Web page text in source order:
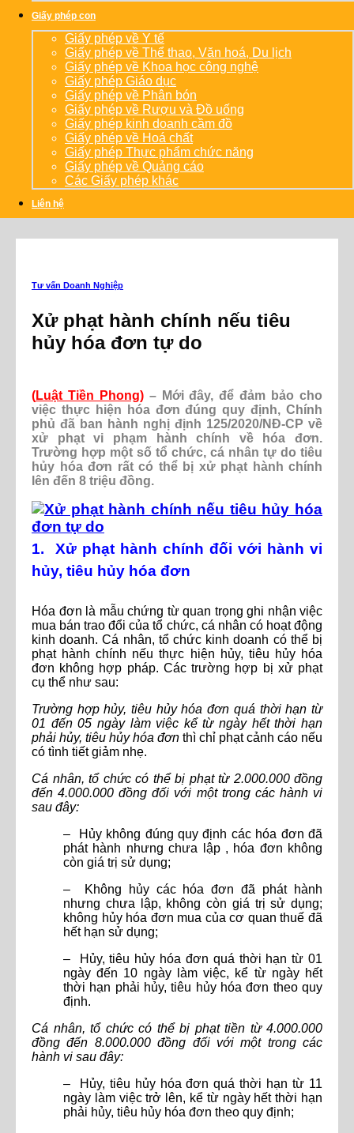
Giấy phép con
Giấy phép về Y tế
Giấy phép về Thể thao, Văn hoá, Du lịch
Giấy phép về Khoa học công nghệ
Giấy phép Giáo dục
Giấy phép về Phân bón
Giấy phép về Rượu và Đồ uống
Giấy phép kinh doanh cầm đồ
Giấy phép về Hoá chất
Giấy phép Thực phẩm chức năng
Giấy phép về Quảng cáo
Các Giấy phép khác
Liên hệ
Tư vấn Doanh Nghiệp
Xử phạt hành chính nếu tiêu
hủy hóa đơn tự do
(Luật Tiền Phong) – Mới đây, để đảm bảo cho
việc thực hiện hóa đơn đúng quy định, Chính
phủ đã ban hành nghị định 125/2020/NĐ-CP về
xử phạt vi phạm hành chính về hóa đơn.
Trường hợp một số tổ chức, cá nhân tự do tiêu
hủy hóa đơn rất có thể bị xử phạt hành chính
lên đến 8 triệu đồng.
1. Xử phạt hành chính đối với hành vi
hủy, tiêu hủy hóa đơn
Hóa đơn là mẫu chứng từ quan trọng ghi nhận việc
mua bán trao đổi của tổ chức, cá nhân có hoạt động
kinh doanh. Cá nhân, tổ chức kinh doanh có thể bị
phạt hành chính nếu thực hiện hủy, tiêu hủy hóa
đơn không hợp pháp. Các trường hợp bị xử phạt
cụ thể như sau:
Trường hợp hủy, tiêu hủy hóa đơn quá thời hạn từ
01 đến 05 ngày làm việc kể từ ngày hết thời hạn
phải hủy, tiêu hủy hóa đơn thì chỉ phạt cảnh cáo nếu
có tình tiết giảm nhẹ.
Cá nhân, tổ chức có thể bị phạt từ 2.000.000 đồng
đến 4.000.000 đồng đối với một trong các hành vi
sau đây:
– Hủy không đúng quy định các hóa đơn đã
phát hành nhưng chưa lập , hóa đơn không
còn giá trị sử dụng;
– Không hủy các hóa đơn đã phát hành
nhưng chưa lập, không còn giá trị sử dụng;
không hủy hóa đơn mua của cơ quan thuế đã
hết hạn sử dụng;
– Hủy, tiêu hủy hóa đơn quá thời hạn từ 01
ngày đến 10 ngày làm việc, kể từ ngày hết
thời hạn phải hủy, tiêu hủy hóa đơn theo quy
định.
Cá nhân, tổ chức có thể bị phạt tiền từ 4.000.000
đồng đến 8.000.000 đồng đối với một trong các
hành vi sau đây:
– Hủy, tiêu hủy hóa đơn quá thời hạn từ 11
ngày làm việc trở lên, kể từ ngày hết thời hạn
phải hủy, tiêu hủy hóa đơn theo quy định;